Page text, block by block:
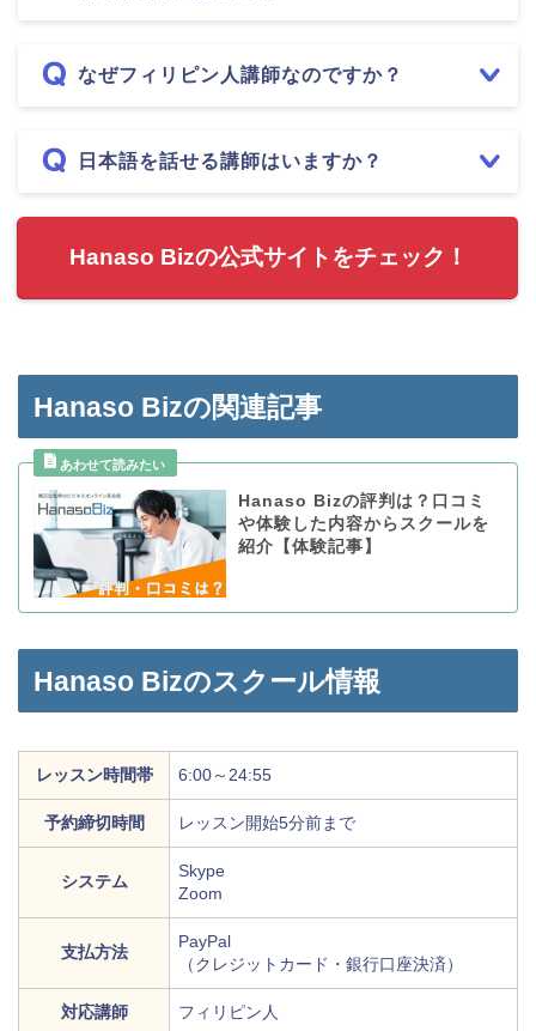
なぜフィリピン人講師なのですか？
日本語を話せる講師はいますか？
Hanaso Bizの公式サイトをチェック！
Hanaso Bizの関連記事
Hanaso Bizの評判は？口コミ
や体験した内容からスクールを
紹介【体験記事】
Hanaso Bizのスクール情報
レッスン時間帯 6:00～24:55
予約締切時間 レッスン開始5分前まで
システム
Skype
Zoom
支払方法
PayPal
（クレジットカード・銀行口座決済）
対応講師 フィリピン人